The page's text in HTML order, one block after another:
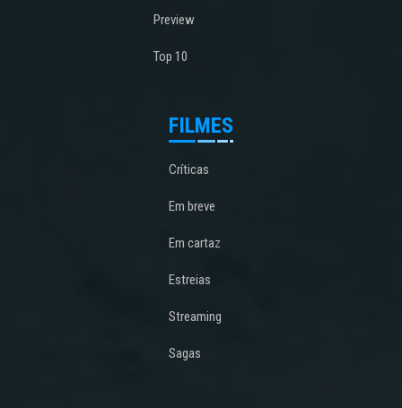
Preview
Top 10
FILMES
Críticas
Em breve
Em cartaz
Estreias
Streaming
Sagas